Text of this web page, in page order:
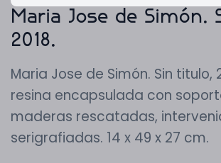
Maria Jose de Simón.
2018.
Maria Jose de Simón. Sin titulo,
resina encapsulada con
maderas rescatadas,
serigrafiadas. 14 x 49 x 27 cm.